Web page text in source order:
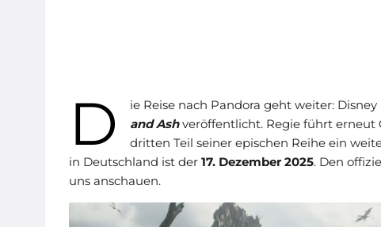
D ie Reise nach Pandora geht weiter:
and Ashveröffentlicht. Regie führt erneut
dritten Teil seiner epischen Reihe ein
in Deutschland ist der 17. Dezember 2025. Den
uns anschauen.